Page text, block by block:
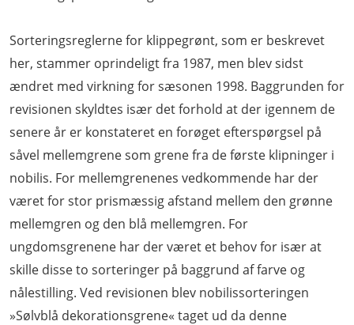
Sorteringsreglerne for klippegrønt, som er beskrevet
her, stammer oprindeligt fra 1987, men blev sidst
ændret med virkning for sæsonen 1998. Baggrunden for
revisionen skyldtes især det forhold at der igennem de
senere år er konstateret en forøget efterspørgsel på
såvel mellemgrene som grene fra de første klipninger i
nobilis. For mellemgrenenes vedkommende har der
været for stor prismæssig afstand mellem den grønne
mellemgren og den blå mellemgren. For
ungdomsgrenene har der været et behov for især at
skille disse to sorteringer på baggrund af farve og
nålestilling. Ved revisionen blev nobilissorteringen
»Sølvblå dekorationsgrene« taget ud da denne